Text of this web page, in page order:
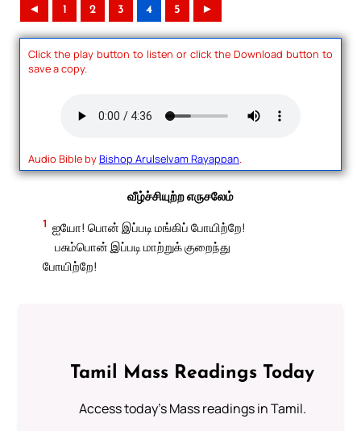
◄ 1 2 3 4 5 ►
Click the play button to listen or click the Download button to
save a copy.
Audio Bible byBishop Arulselvam Rayappan.
வீழ்ச்சியுற்ற எருசலேம்
1 ஐயோ! பொன் இப்படி மங்கிப் போயிற்றே!
பசும்பொன் இப்படி மாற்றுக் குறைந்து
போயிற்றே!
Tamil Mass Readings Today
Access today's Mass readings in Tamil.